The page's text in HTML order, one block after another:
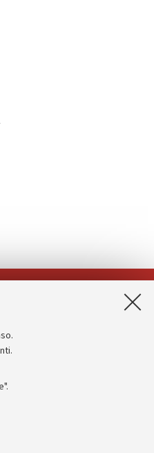
e accessibilità